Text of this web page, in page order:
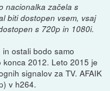
nacionalka začela s
biti dostopen vsem, vsaj
s 720p in 1080i.
ostali bodo samo
2012. Leto 2015 je
signalov za TV. AFAIK
v h264.